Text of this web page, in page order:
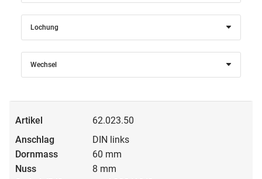
Lochung
Wechsel
62.023.50
DIN links
60 mm
8 mm